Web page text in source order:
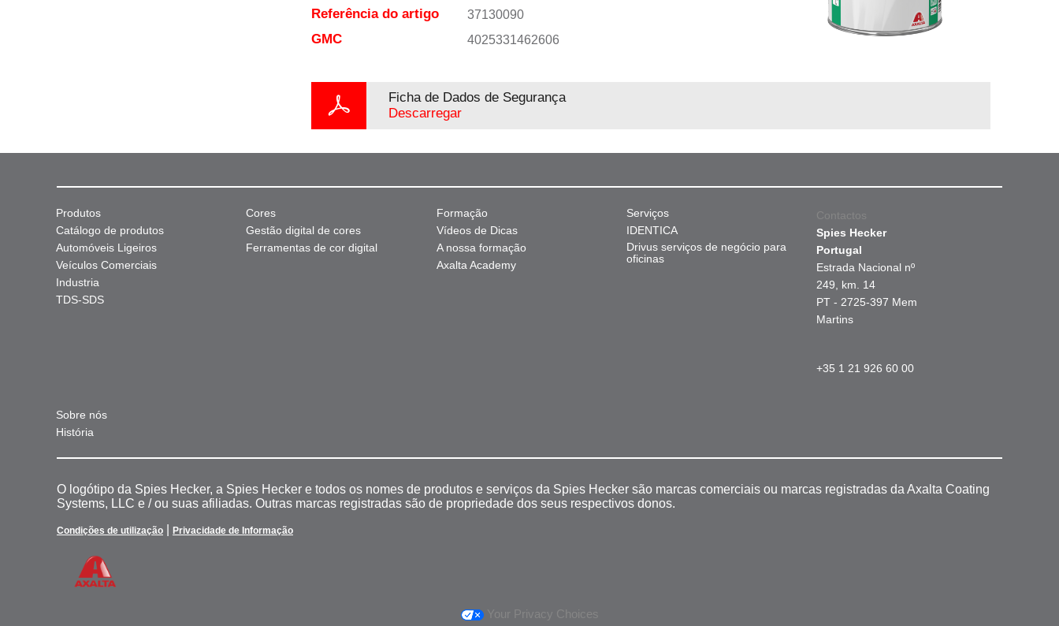
Referência do artigo 37130090
GMC 4025331462606
Ficha de Dados de Segurança
Descarregar
Produtos
Catálogo de produtos
Automóveis Ligeiros
Veículos Comerciais
Industria
TDS-SDS
Cores
Gestão digital de cores
Ferramentas de cor digital
Formação
Vídeos de Dicas
A nossa formação
Axalta Academy
Serviços
IDENTICA
Drivus serviços de negócio para
oficinas
Sobre nós
História
Contactos
Spies Hecker
Portugal
Estrada Nacional nº
249, km. 14
PT - 2725-397 Mem
Martins
+35 1 21 926 60 00
O logótipo da Spies Hecker, a Spies Hecker e todos os nomes de produtos e serviços da Spies Hecker são marcas comerciais ou marcas registradas da Axalta Coating
Systems, LLC e / ou suas afiliadas. Outras marcas registradas são de propriedade dos seus respectivos donos.
Condições de utilização Privacidade de Informação
Your Privacy Choices